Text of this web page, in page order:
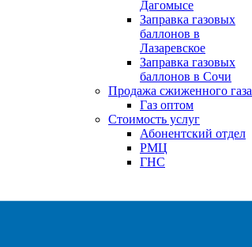
Дагомысе
Заправка газовых
баллонов в
Лазаревское
Заправка газовых
баллонов в Сочи
Продажа сжиженного газа
Газ оптом
Стоимость услуг
Абонентский отдел
РМЦ
ГНС